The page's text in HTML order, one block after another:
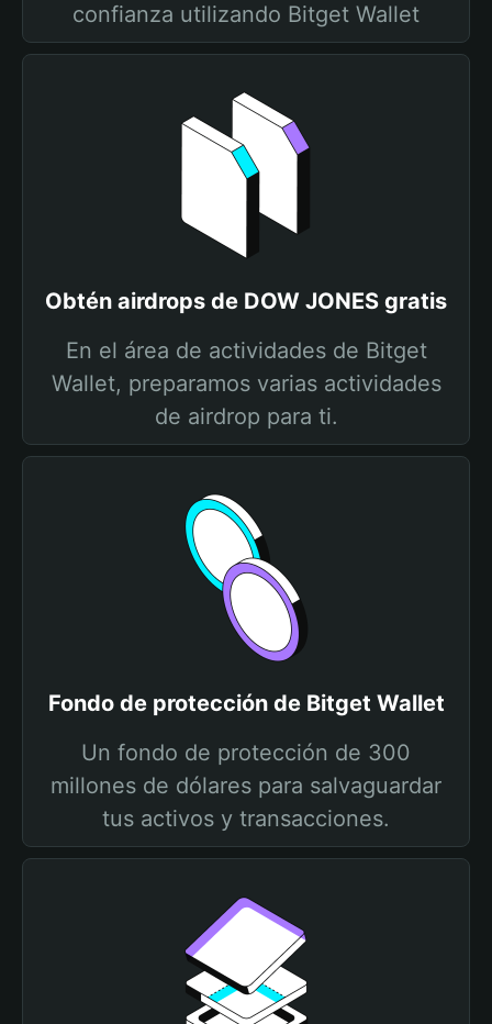
confianza utilizando Bitget Wallet
Obtén airdrops de DOW JONES gratis
En el área de actividades de Bitget
Wallet, preparamos varias actividades
de airdrop para ti.
Fondo de protección de Bitget Wallet
Un fondo de protección de 300
millones de dólares para salvaguardar
tus activos y transacciones.